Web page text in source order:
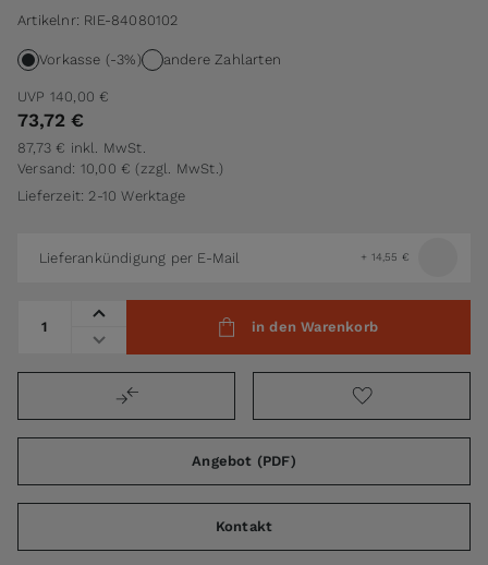
Artikelnr: RIE-84080102
Vorkasse (-3%) andere Zahlarten
UVP 140,00 €
73,72 €
87,73 € inkl. MwSt.
Versand: 10,00 € (zzgl. MwSt.)
Lieferzeit: 2-10 Werktage
Lieferankündigung per E-Mail + 14,55 €
in den Warenkorb
Angebot (PDF)
Kontakt